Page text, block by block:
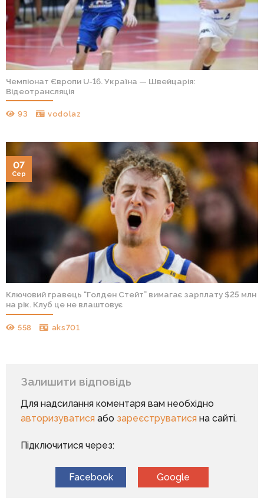
Чемпіонат Європи U-16. Україна — Швейцарія:
Відеотрансляція
93 vodolaz
Ключовий гравець “Голден Стейт” вимагає зарплату $25 млн
на рік. Клуб це не влаштовує
558 aks701
07
Сер
Залишити відповідь
Для надсилання коментаря вам необхідно
авторизуватисяабо зареєструватисяна сайті.
Підключитися через:
Facebook Google